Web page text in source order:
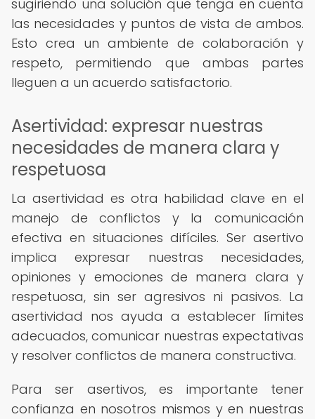
sugiriendo una solución que tenga en cuenta
las necesidades y puntos de vista de ambos.
Esto crea un ambiente de colaboración y
respeto, permitiendo que ambas partes
lleguen a un acuerdo satisfactorio.
Asertividad: expresar nuestras
necesidades de manera clara y
respetuosa
La asertividad es otra habilidad clave en el
manejo de conflictos y la comunicación
efectiva en situaciones difíciles. Ser asertivo
implica expresar nuestras necesidades,
opiniones y emociones de manera clara y
respetuosa, sin ser agresivos ni pasivos. La
asertividad nos ayuda a establecer límites
adecuados, comunicar nuestras expectativas
y resolver conflictos de manera constructiva.
Para ser asertivos, es importante tener
confianza en nosotros mismos y en nuestras